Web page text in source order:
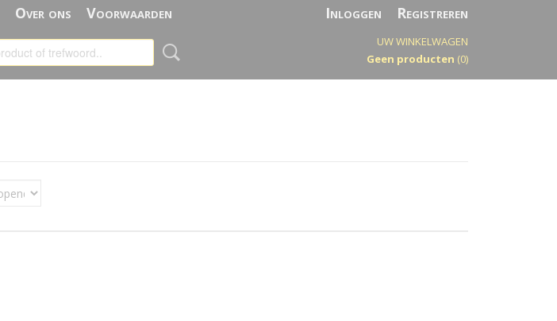
Over ons Voorwaarden Inloggen Registreren
UW WINKELWAGEN
Geen producten (0)